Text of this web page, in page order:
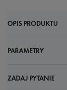
OPIS PRODUKTU
PARAMETRY
ZADAJ PYTANIE